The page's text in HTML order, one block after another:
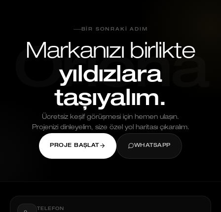
Oriona
BIR SONRAKI ADIM
Markanızı birlikte
yıldızlara
taşıyalım.
Ücretsiz keşif görüşmesi için hemen ulaşın.
Projenizi dinleyelim, size özel yol haritası çıkaralım.
PROJE BAŞLAT WHATSAPP
TELEFON